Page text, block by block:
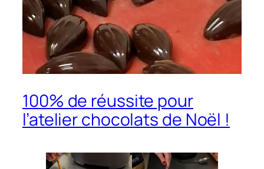
100% de réussite pour
l’atelier chocolats de Noël !